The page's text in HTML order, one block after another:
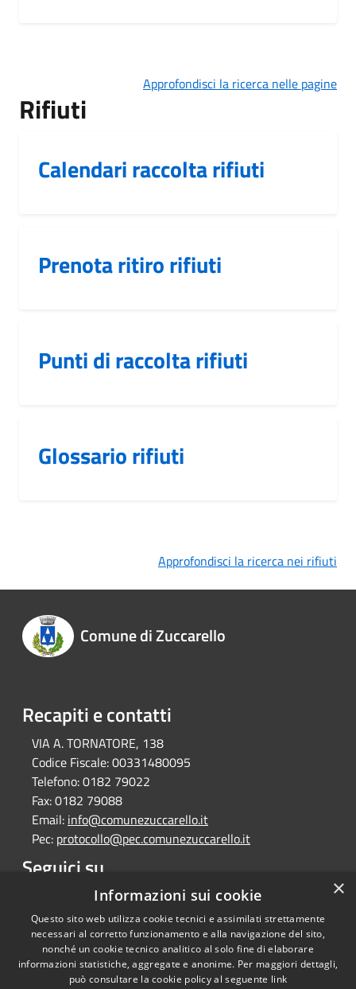
Approfondisci la ricerca nelle pagine
Rifiuti
Calendari raccolta rifiuti
Prenota ritiro rifiuti
Punti di raccolta rifiuti
Glossario rifiuti
Approfondisci la ricerca nei rifiuti
Comune di Zuccarello
Recapiti e contatti
VIA A. TORNATORE, 138
Codice Fiscale:00331480095
Telefono:0182 79022
Fax:0182 79088
Email: info@comunezuccarello.it
Pec: protocollo@pec.comunezuccarello.it
Seguici su
Facebook
RSS
Copyright © 2026 • Comune di
×
Informazioni sui cookie
Questo sito web utilizza cookie tecnici e assimilati strettamente
necessari al corretto funzionamento e alla navigazione del sito,
nonché un cookie tecnico analitico al solo fine di elaborare
informazioni statistiche, aggregate e anonime. Per maggiori dettagli,
può consultare la cookie policy al seguente link